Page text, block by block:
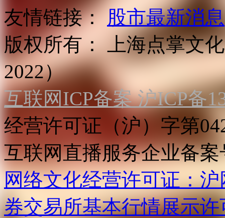
友情链接： 股市最新消息
版权所有：
上海点掌文
2022）
互联网ICP备案 沪ICP备
经营许可证（沪）字第
互联网直播服务企业备案
网络文化经营许可证：
券交易所基本行情展示许